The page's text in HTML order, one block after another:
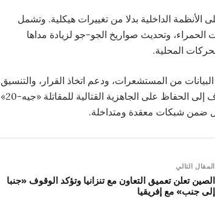
الداخلية بدلا من تغييرات هيكلية. وتشمل
الحمراء، وتحديث صواريخ الجو-جو لزيادة مداها
المحلية.
من المستشعرات، ودعم اتخاذ القرار، والتنسيق
مع المنصات غير المأهولة. ويرى محللون أن هذه الترقيات تهدف إلى الحفاظ على الجاهزية القتالية للمقاتلة «جيه-20»
ضمن شبكات معقدة ومتداخلة.
المقال التالي
الصين تعلن تعميق التعاون مع تنزانيا وتؤكد الوقوف «جنبا
إلى جنب» مع إفريقيا